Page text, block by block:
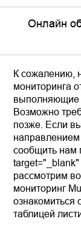
Онлайн
К сожалению,
мониторинга
выполняющие
Возможно
позже. Если
сообщить нам
рассмотрим
мониторинг
ознакомиться
таблицей